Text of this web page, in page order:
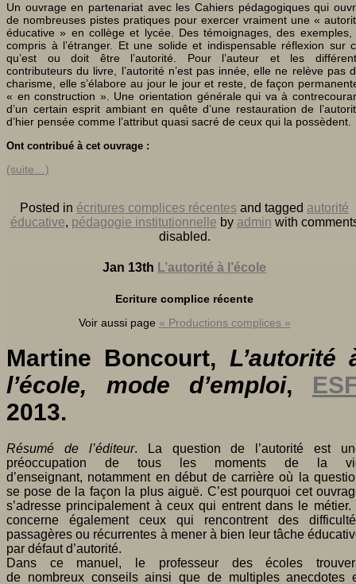
Un ouvrage en partenariat avec les Cahiers pédagogiques qui
de nombreuses pistes pratiques pour exercer vraiment une «
éducative » en collège et lycée. Des témoignages, des exemples,
compris à l’étranger. Et une solide et indispensable réflexion sur
qu’est ou doit être l’autorité. Pour l’auteur et les
contributeurs du livre, l’autorité n’est pas innée, elle ne relève pas
charisme, elle s’élabore au jour le jour et reste, de façon
« en construction ». Une orientation générale qui va à
d’un certain esprit ambiant en quête d’une restauration de
d’hier pensée comme l’attribut quasi sacré de ceux qui la possèdent.
Ont contribué à cet ouvrage :
(suite…)
Posted in écritures complices récentes and tagged autorité
éducative, pédagogie institutionnelle by admin with
disabled.
Jan 13th L’autorité à l’école
Ecriture complice récente
Voir aussi page « Productions complices »
Martine Boncourt, L’autorité
l’école, mode d’emploi, ESF
2013.
Résumé de l’éditeur. La question de l’autorité est
préoccupation de tous les moments de la
d’enseignant, notamment en début de carrière où la
se pose de la façon la plus aiguë. C’est pourquoi cet
s’adresse principalement à ceux qui entrent dans le métier.
concerne également ceux qui rencontrent des
passagères ou récurrentes à mener à bien leur tâche
par défaut d’autorité.
Dans ce manuel, le professeur des écoles
de nombreux conseils ainsi que de multiples anecdotes